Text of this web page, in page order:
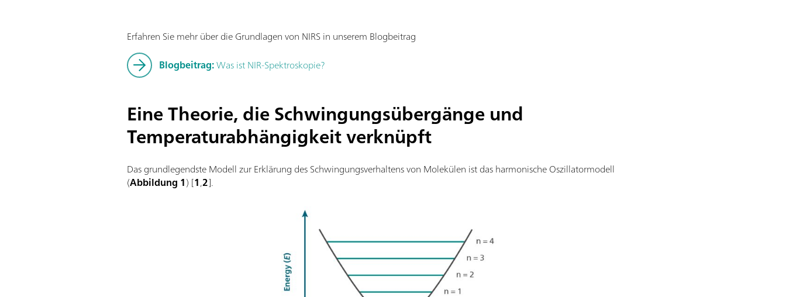
Erfahren Sie mehr über die Grundlagen von NIRS in unserem Blogbeitrag
Blogbeitrag:Was ist NIR-Spektroskopie?
Eine Theorie, die Schwingungsübergänge und
Temperaturabhängigkeit verknüpft
Das grundlegendste Modell zur Erklärung des Schwingungsverhaltens von Molekülen ist das harmonische Oszillatormodell
(Abbildung 1) [1,2].